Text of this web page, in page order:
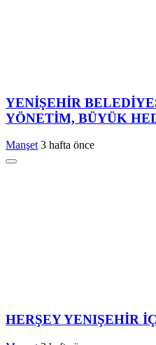
YENİŞEHİR
YÖNETİM, BÜYÜK
Manşet 3 hafta önce
HERŞEY YENIŞEHİR